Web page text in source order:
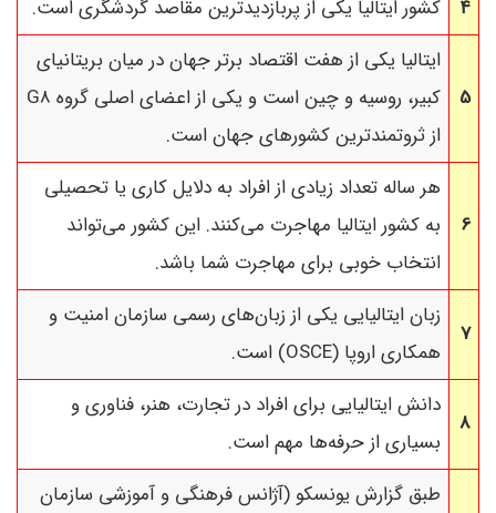
۴
کشور ایتالیا یکی از پربازدیدترین مقاصد گردشگری است.
5
ایتالیا یکی از هفت اقتصاد برتر جهان در میان بریتانیای
کبیر، روسیه و چین است و یکی از اعضای اصلی گروه G8
از ثروتمندترین کشورهای جهان است.
6
هر ساله تعداد زیادی از افراد به دلایل کاری یا تحصیلی
به کشور ایتالیا مهاجرت می‌کنند. این کشور می‌تواند
انتخاب خوبی برای مهاجرت شما باشد.
7
زبان ایتالیایی یکی از زبان‌های رسمی سازمان امنیت و
همکاری اروپا (OSCE) است.
8
دانش ایتالیایی برای افراد در تجارت، هنر، فناوری و
بسیاری از حرفه‌ها مهم است.
طبق گزارش یونسکو (آژانس فرهنگی و آموزشی سازمان